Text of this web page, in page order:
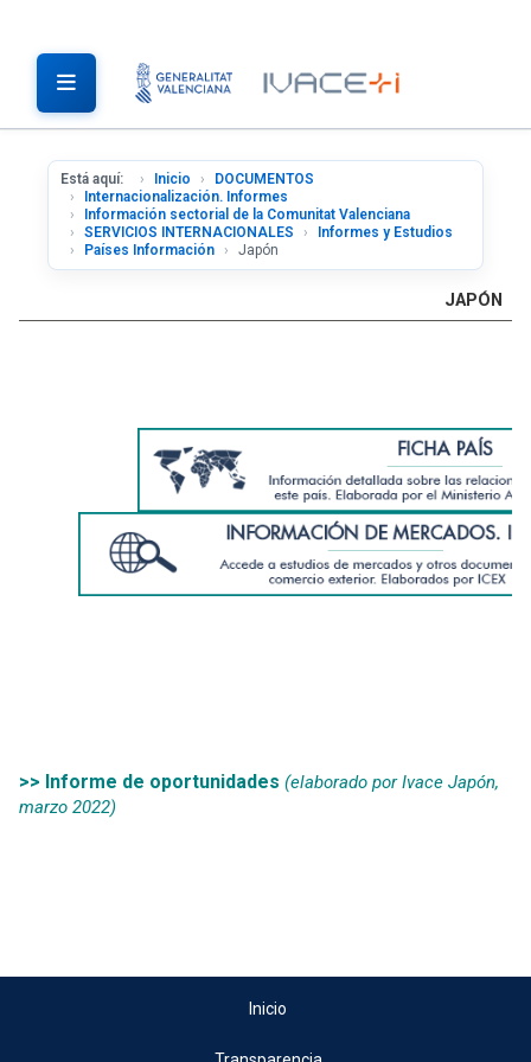
Está aquí: Inicio
DOCUMENTOS
Internacionalización. Informes
Información sectorial de la Comunitat Valenciana
SERVICIOS INTERNACIONALES
Informes y Estudios
Países Información
Japón
JAPÓN
>> Informe de oportunidades (elaborado por Ivace Japón,
marzo 2022)
Inicio